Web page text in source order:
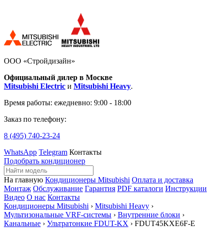
ООО «Стройдизайн»
Официальный дилер в Москве
Mitsubishi Electric и Mitsubishi Heavy.
Время работы: ежедневно: 9:00 - 18:00
Заказ по телефону:
8 (495) 740-23-24
WhatsApp Telegram Контакты
Подобрать кондиционер
На главную Кондиционеры Mitsubishi Оплата и доставка
Монтаж Обслуживание Гарантия PDF каталоги Инструкции
Видео О нас Контакты
Кондиционеры Mitsubishi › Mitsubishi Heavy ›
Мультизональные VRF-системы › Внутренние блоки ›
Канальные › Ультратонкие FDUT-KX › FDUT45KXE6F-E